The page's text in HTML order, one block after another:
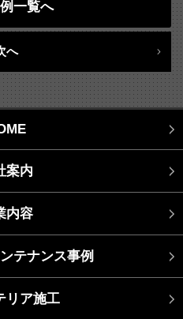
一覧へ
へ
案内
内容
テナンス事例
リア施工